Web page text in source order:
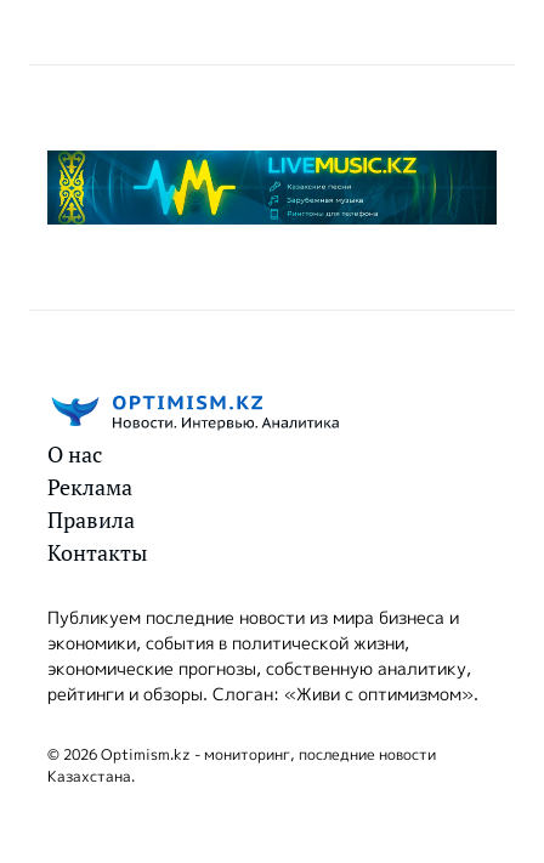
О нас
Реклама
Правила
Контакты
Публикуем последние новости из мира бизнеса и
экономики, события в политической жизни,
экономические прогнозы, собственную аналитику,
рейтинги и обзоры. Слоган: «Живи с оптимизмом».
© 2026 Optimism.kz - мониторинг, последние новости
Казахстана.